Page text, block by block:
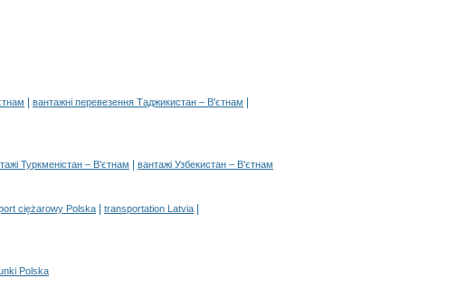
вантажні перевезення Таджикистан – В'єтнам
Туркменістан – В'єтнам вантажі Узбекистан – В'єтнам
ciężarowy Polska transportation Latvia
Polska